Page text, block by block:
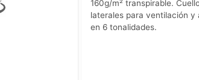
160g/m² transpirable.
laterales para ventilación y
en 6 tonalidades.